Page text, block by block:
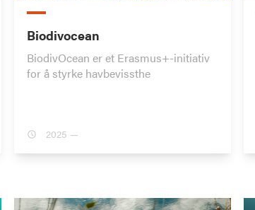
Biodivocean
BiodivOcean er et Erasmus+-initiativ
for å styrke havbevissthe
2025 —